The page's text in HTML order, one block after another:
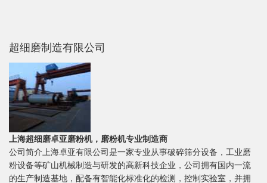
超细磨制造有限公司
上海超细磨卓亚磨粉机，磨粉机专业制造商
公司简介上海卓亚有限公司是一家专业从事破碎筛分设备，工业磨
粉设备等矿山机械制造与研发的高新科技企业，公司拥有国内一流
的生产制造基地，配备有智能化标准化的检测，控制实验室，并拥